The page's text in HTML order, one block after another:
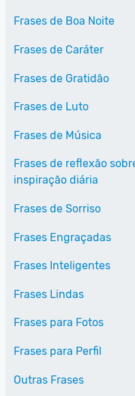
Frases de Boa Noite
Frases de Caráter
Frases de Gratidão
Frases de Luto
Frases de Música
Frases de reflexão
inspiração diária
Frases de Sorriso
Frases Engraçadas
Frases Inteligentes
Frases Lindas
Frases para Fotos
Frases para Perfil
Outras Frases